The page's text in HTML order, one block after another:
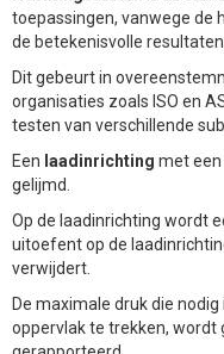
toepassingen, vanwege de
de betekenisvolle resultaten.
Dit gebeurt in
organisaties zoals ISO en
testen van verschillende
Een laadinrichting met een
gelijmd.
Op de laadinrichting wordt
uitoefent op de
verwijdert.
De maximale druk die
oppervlak te trekken, wordt